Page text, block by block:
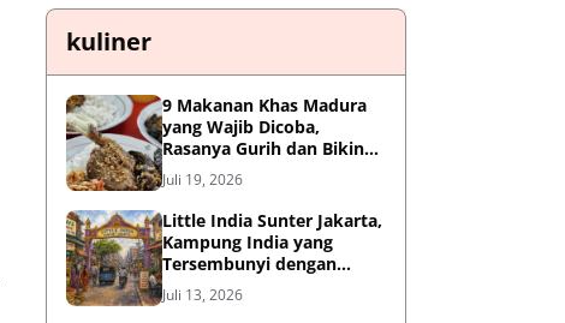
kuliner
9 Makanan Khas Madura
yang Wajib Dicoba,
Rasanya Gurih dan Bikin
Nagih
Juli 19, 2026
Little India Sunter Jakarta,
Kampung India yang
Tersembunyi dengan
Sejarah Panjang dan
Kuliner Autentik
Juli 13, 2026